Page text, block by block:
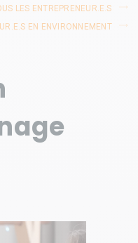
LES ENTREPRENEUR.E.S
EN ENVIRONNEMENT